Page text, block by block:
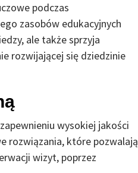
podczas
zasobów edukacyjnych
ale także sprzyja
rozwijającej się dziedzinie
wysokiej jakości
rozwiązania, które pozwalają
wizyt, poprzez